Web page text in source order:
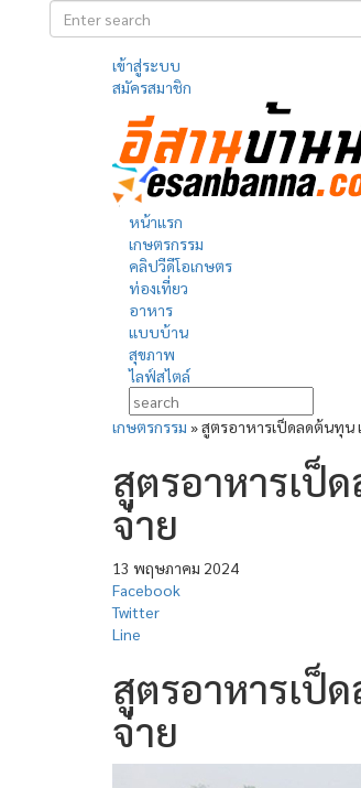
เข้าสู่ระบบ
สมัครสมาชิก
หน้าแรก
เกษตรกรรม
คลิปวีดีโอเกษตร
ท่องเที่ยว
อาหาร
แบบบ้าน
สุขภาพ
ไลฟ์สไตล์
เกษตรกรรม »สูตรอาหารเป็ดลดต้นทุน
สูตรอาหารเป็
จ่าย
13 พฤษภาคม 2024
Facebook
Twitter
Line
สูตรอาหารเป็
จ่าย